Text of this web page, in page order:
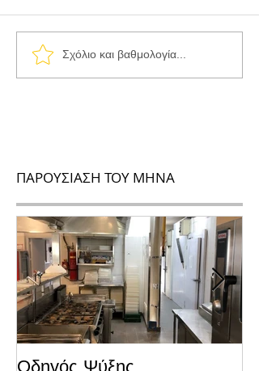
Σχόλιο και βαθμολογία...
ΠΑΡΟΥΣΙΑΣΗ ΤΟΥ ΜΗΝΑ
Οδηγός Ψύξης